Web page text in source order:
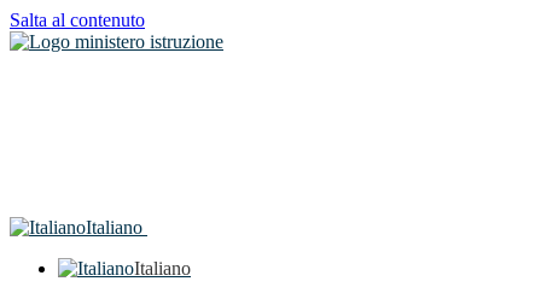
Salta al contenuto
Italiano
Italiano